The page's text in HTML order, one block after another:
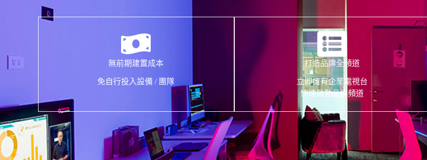
無前期建置成本
免自行投入設備 / 團隊
打造品牌全頻道
立即擁有企業電視台
快速啟動品牌頻道